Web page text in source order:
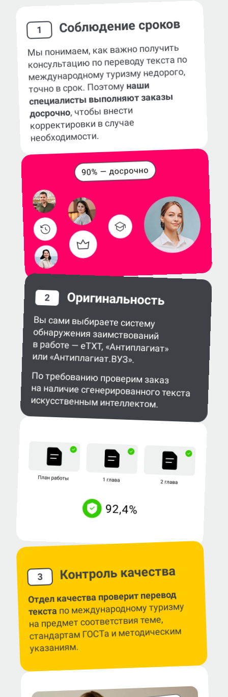
1 Соблюдение сроков
Мы понимаем, как важно получить
консультацию по переводу текста по
международному туризму недорого,
точно в срок. Поэтому наши
специалисты выполняют заказы
досрочно, чтобы внести
корректировки в случае
необходимости.
2 Оригинальность
Вы сами выбираете систему
обнаружения заимствований
в работе — eTXT, «Антиплагиат»
или «Антиплагиат.ВУЗ».
По требованию проверим заказ
на наличие сгенерированного текста
искусственным интеллектом.
3 Контроль качества
Отдел качества проверит перевод
текста по международному туризму
на предмет соответствия теме,
стандартам ГОСТа и методическим
указаниям.